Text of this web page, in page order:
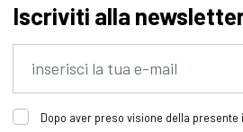
Iscriviti alla
Dopo aver preso visione della